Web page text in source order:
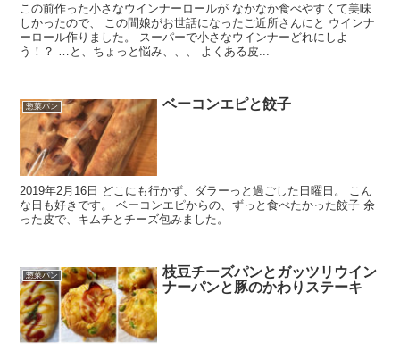
この前作った小さなウインナーロールが なかなか食べやすくて美味
しかったので、 この間娘がお世話になったご近所さんにと ウインナ
ーロール作りました。 スーパーで小さなウインナーどれにしよ
う！？ …と、ちょっと悩み、、、 よくある皮...
惣菜パン ベーコンエピと餃子
2019年2月16日 どこにも行かず、ダラーっと過ごした日曜日。 こん
な日も好きです。 ベーコンエピからの、ずっと食べたかった餃子 余
った皮で、キムチとチーズ包みました。
惣菜パン
枝豆チーズパンとガッツリウイン
ナーパンと豚のかわりステーキ